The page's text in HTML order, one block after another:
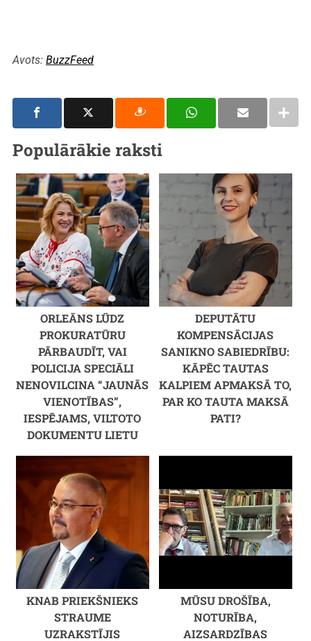
Avots: BuzzFeed
Populārākie raksti
ORLEĀNS LŪDZ
PROKURATŪRU
PĀRBAUDĪT, VAI
POLICIJA SPECIĀLI
NENOVILCINA “JAUNĀS
VIENOTĪBAS”,
IESPĒJAMS, VILTOTO
DOKUMENTU LIETU
DEPUTĀTU
KOMPENSĀCIJAS
SANIKNO SABIEDRĪBU:
KĀPĒC TAUTAS
KALPIEM APMAKSĀ TO,
PAR KO TAUTA MAKSĀ
PATI?
KNAB PRIEKŠNIEKS
STRAUME
UZRAKSTĪJIS
MŪSU DROŠĪBA,
NOTURĪBA,
AIZSARDZĪBAS